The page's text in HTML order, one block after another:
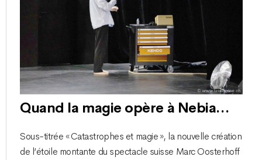
Quand la magie opère à Nebia…
Sous-titrée « Catastrophes et magie », la nouvelle création
de l’étoile montante du spectacle suisse Marc Oosterhoff